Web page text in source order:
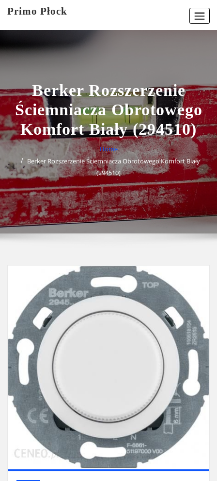
Primo Płock
Berker Rozszerzenie
Ściemniacza Obrotowego
Komfort Biały (294510)
Home
Berker Rozszerzenie Ściemniacza Obrotowego Komfort Biały
(294510)